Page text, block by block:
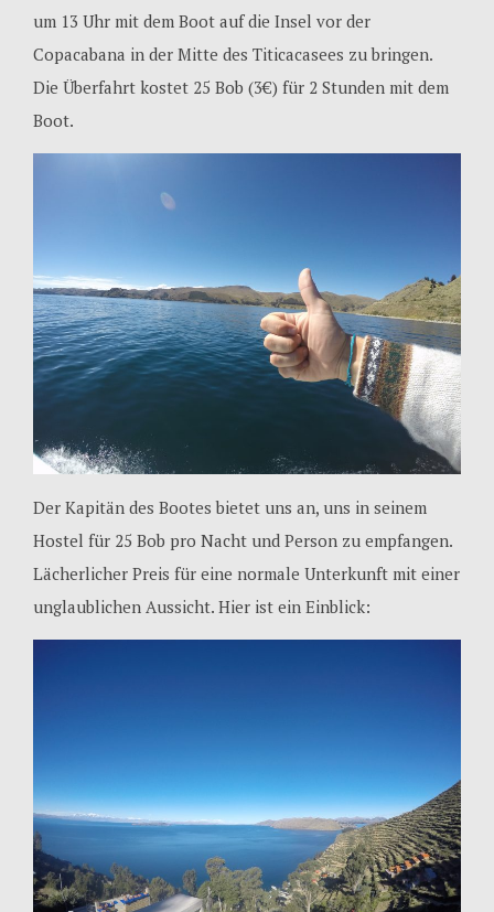
um 13 Uhr mit dem Boot auf die Insel vor der
Copacabana in der Mitte des Titicacasees zu bringen.
Die Überfahrt kostet 25 Bob (3€) für 2 Stunden mit dem
Boot.
Der Kapitän des Bootes bietet uns an, uns in seinem
Hostel für 25 Bob pro Nacht und Person zu empfangen.
Lächerlicher Preis für eine normale Unterkunft mit einer
unglaublichen Aussicht. Hier ist ein Einblick: